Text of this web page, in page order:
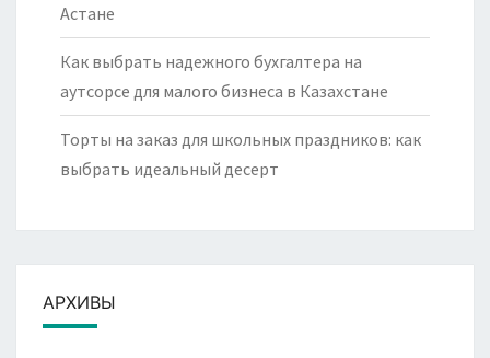
Астане
Как выбрать надежного бухгалтера на
аутсорсе для малого бизнеса в Казахстане
Торты на заказ для школьных праздников: как
выбрать идеальный десерт
АРХИВЫ